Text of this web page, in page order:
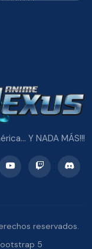
Y NADA MÁS!!!
reservados.
5